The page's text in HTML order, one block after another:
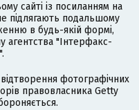
сайті із посиланням на
підлягають подальшому
в будь-якій формі,
агентства "Інтерфакс-
фотографічних
правовласника Getty